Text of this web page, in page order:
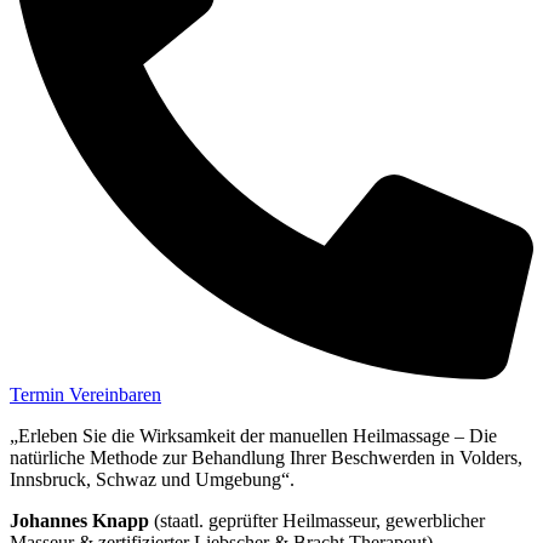
Termin Vereinbaren
„Erleben Sie die Wirksamkeit der manuellen Heilmassage – Die
natürliche Methode zur Behandlung Ihrer Beschwerden in Volders,
Innsbruck, Schwaz und Umgebung“.
Johannes Knapp (staatl. geprüfter Heilmasseur, gewerblicher